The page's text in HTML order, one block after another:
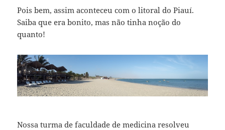
Pois bem, assim aconteceu com o litoral do Piauí.
Saiba que era bonito, mas não tinha noção do
quanto!
Nossa turma de faculdade de medicina resolveu